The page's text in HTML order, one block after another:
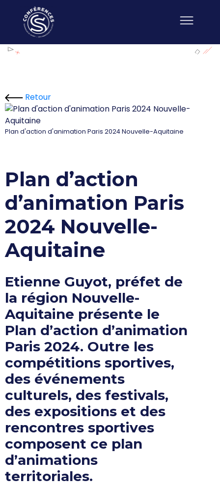
Retour
Plan d’action
d’animation Paris
2024 Nouvelle-
Aquitaine
Etienne Guyot, préfet de
la région Nouvelle-
Aquitaine présente le
Plan d’action d’animation
Paris 2024. Outre les
compétitions sportives,
des événements
culturels, des festivals,
des expositions et des
rencontres sportives
composent ce plan
d’animations
territoriales.
Plan d'action d'animation Paris 2024 Nouvelle-Aquitaine